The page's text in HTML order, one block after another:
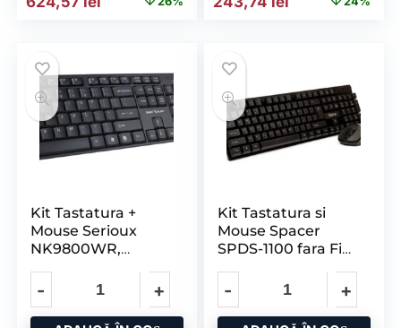
Kit Tastatura +
Mouse Serioux
NK9800WR,
Us Layout
Kit Tastatura si
Mouse Spacer
SPDS-1100 fara Fir,